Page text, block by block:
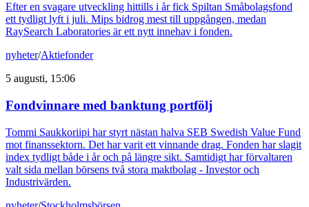
Efter en svagare utveckling hittills i år fick Spiltan Småbolagsfond
ett tydligt lyft i juli. Mips bidrog mest till uppgången, medan
RaySearch Laboratories är ett nytt innehav i fonden.
nyheter/Aktiefonder
5 augusti, 15:06
Fondvinnare med banktung portfölj
Tommi Saukkoriipi har styrt nästan halva SEB Swedish Value Fund
mot finanssektorn. Det har varit ett vinnande drag. Fonden har slagit
index tydligt både i år och på längre sikt. Samtidigt har förvaltaren
valt sida mellan börsens två stora maktbolag - Investor och
Industrivärden.